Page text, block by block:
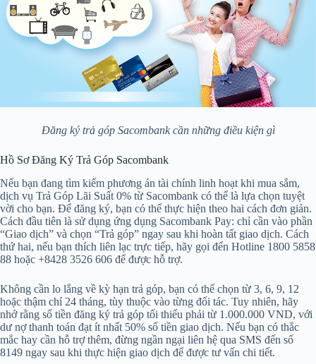
Đăng ký trả góp Sacombank cần những điều kiện gì
Hồ Sơ Đăng Ký Trả Góp Sacombank
Nếu bạn đang tìm kiếm phương án tài chính linh hoạt khi mua sắm,
dịch vụ Trả Góp Lãi Suất 0% từ Sacombank có thể là lựa chọn tuyệt
vời cho bạn. Để đăng ký, bạn có thể thực hiện theo hai cách đơn giản.
Cách đầu tiên là sử dụng ứng dụng Sacombank Pay: chỉ cần vào phần
“Giao dịch” và chọn “Trả góp” ngay sau khi hoàn tất giao dịch. Cách
thứ hai, nếu bạn thích liên lạc trực tiếp, hãy gọi đến Hotline 1800 5858
88 hoặc +8428 3526 606 để được hỗ trợ.
Không cần lo lắng về kỳ hạn trả góp, bạn có thể chọn từ 3, 6, 9, 12
hoặc thậm chí 24 tháng, tùy thuộc vào từng đối tác. Tuy nhiên, hãy
nhớ rằng số tiền đăng ký trả góp tối thiểu phải từ 1.000.000 VND, với
dư nợ thanh toán đạt ít nhất 50% số tiền giao dịch. Nếu bạn có thắc
mắc hay cần hỗ trợ thêm, đừng ngần ngại liên hệ qua SMS đến số
8149 ngay sau khi thực hiện giao dịch để được tư vấn chi tiết.